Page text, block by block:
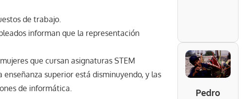
de trabajo.
informan que la representación
que cursan asignaturas STEM
superior está disminuyendo, y las
de informática.
Pedro